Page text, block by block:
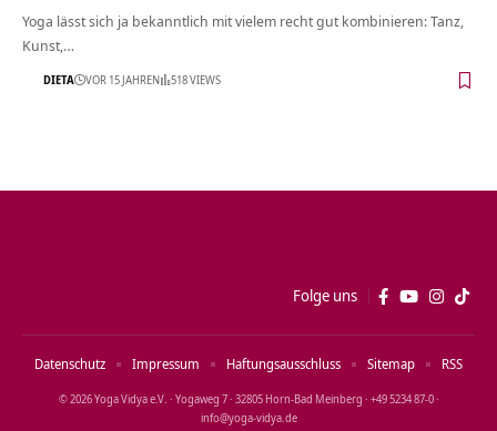
Yoga lässt sich ja bekanntlich mit vielem recht gut kombinieren: Tanz,
Kunst,…
DIETA VOR 15 JAHREN 518 VIEWS
Folge uns
© 2026 Yoga Vidya e.V. · Yogaweg 7 · 32805 Horn‑Bad Meinberg · +49 5234 87‑0 ·
info@yoga‑vidya.de
Datenschutz Impressum Haftungsausschluss Sitemap RSS